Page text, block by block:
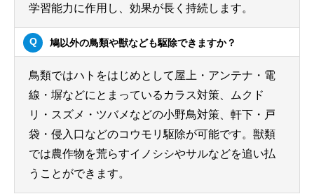
学習能力に作用し、効果が長く持続します。
鳩以外の鳥類や獣なども駆除できますか？
鳥類ではハトをはじめとして屋上・アンテナ・電
線・塀などにとまっているカラス対策、ムクド
リ・スズメ・ツバメなどの小野鳥対策、軒下・戸
袋・侵入口などのコウモリ駆除が可能です。獣類
では農作物を荒らすイノシシやサルなどを追い払
うことができます。